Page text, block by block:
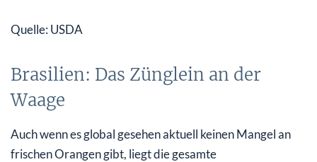
Quelle: USDA
Brasilien: Das Zünglein an der
Waage
Auch wenn es global gesehen aktuell keinen Mangel an
frischen Orangen gibt, liegt die gesamte